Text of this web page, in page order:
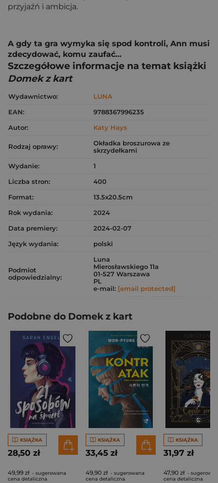
przyjaźń i ambicja.
A gdy ta gra wymyka się spod kontroli, Ann musi
zdecydować, komu zaufać…
Szczegółowe informacje na temat książki
Domek z kart
Wydawnictwo:
LUNA
EAN:
9788367996235
Autor:
Katy Hays
Rodzaj oprawy:
Okładka broszurowa ze
skrzydełkami
Wydanie:
1
Liczba stron:
400
Format:
13.5x20.5cm
Rok wydania:
2024
Data premiery:
2024-02-07
Język wydania:
polski
Podmiot
odpowiedzialny:
Luna
Mierosławskiego 11a
01-527 Warszawa
PL
e-mail: [email protected]
Podobne do Domek z kart
KSIĄŻKA
28,50 zł
49,99 zł - sugerowana
cena detaliczna
KSIĄŻKA
33,45 zł
49,90 zł - sugerowana
cena detaliczna
KSIĄŻKA
31,97 zł
47,90 zł -
cena detaliczna